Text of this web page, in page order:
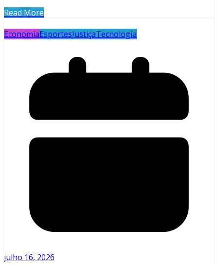
Read More
EconomiaEsportesJustiçaTecnologia
julho 16, 2026